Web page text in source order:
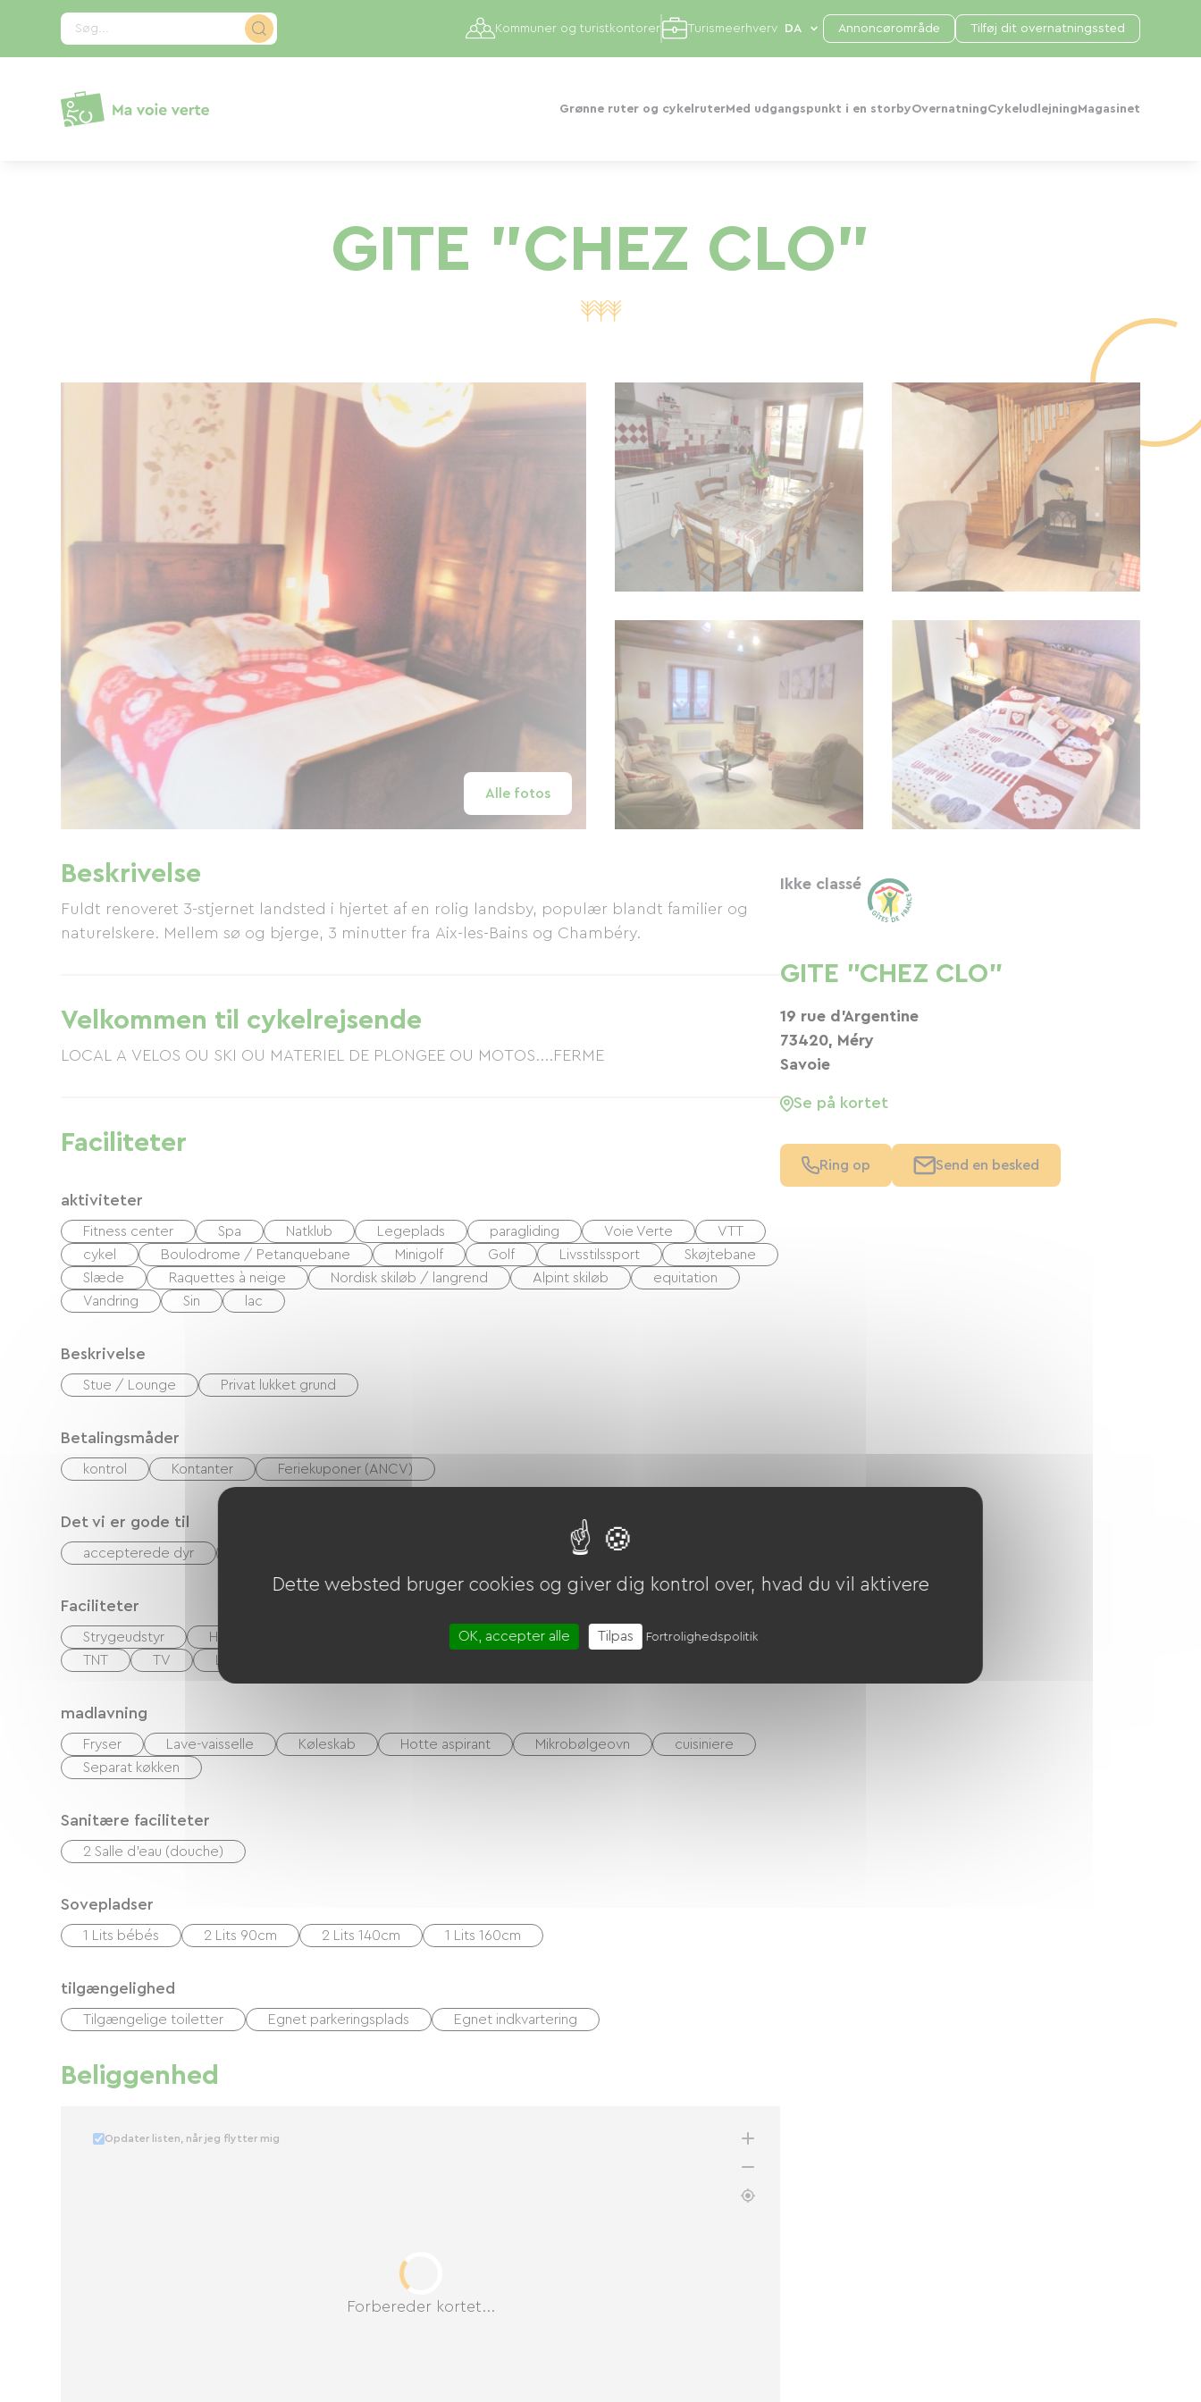
Søg...
Grønne ruter og cykelruterMed udgangspunkt i en storbyOvernatningCykeludlejning Magasinet
Kommuner og turistkontorer Turismeerhverv Annoncørområde Tilføj dit overnatningssted
GITE "CHEZ CLO"
Alle fotos
Beskrivelse
Fuldt renoveret 3-stjernet landsted i hjertet af en rolig landsby, populær blandt familier og
naturelskere. Mellem sø og bjerge, 3 minutter fra Aix-les-Bains og Chambéry.
Velkommen til cykelrejsende
LOCAL A VELOS OU SKI OU MATERIEL DE PLONGEE OU MOTOS....FERME
Faciliteter
aktiviteter
Fitness center Spa Natklub Legeplads paragliding Voie Verte
VTT
cykel
Boulodrome / Petanquebane Minigolf Golf Livsstilssport
Skøjtebane
Slæde
Raquettes à neige Nordisk skiløb / langrend Alpint skiløb
equitation
Vandring
Sin lac
Beskrivelse
Stue / Lounge Privat lukket grund
Betalingsmåder
kontrol Kontanter Feriekuponer (ANCV)
Det vi er gode til
accepterede dyr
Faciliteter
Strygeudstyr Hårtørrer Have Lounge Barbecue
DVD afspiller
TNT
TV
madlavning
Fryser Lave-vaisselle Køleskab Hotte aspirant Mikrobølgeovn
cuisiniere
Separat køkken
Sanitære faciliteter
2 Salle d'eau (douche)
Sovepladser
1 Lits bébés 2 Lits 90cm 2 Lits 140cm 1 Lits 160cm
tilgængelighed
Tilgængelige toiletter Egnet parkeringsplads Egnet indkvartering
Beliggenhed
Forbereder kortet...
Opdater listen, når jeg flytter mig
Ikke classé
GITE "CHEZ CLO"
19 rue d'Argentine
73420, Méry
Savoie
Se på kortet
Ring op Send en besked
CCookie-styringspanel
Dette websted bruger cookies og giver dig kontrol over, hvad du vil aktivere
OK, accepter alle Tilpas Fortrolighedspolitik